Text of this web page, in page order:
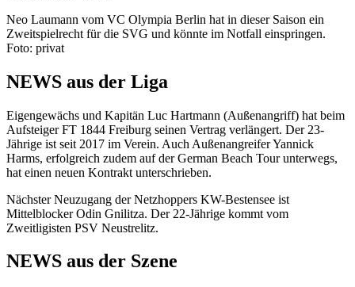
Neo Laumann vom VC Olympia Berlin hat in dieser Saison ein
Zweitspielrecht für die SVG und könnte im Notfall einspringen.
Foto: privat
NEWS aus der Liga
Eigengewächs und Kapitän Luc Hartmann (Außenangriff) hat beim
Aufsteiger FT 1844 Freiburg seinen Vertrag verlängert. Der 23-
Jährige ist seit 2017 im Verein. Auch Außenangreifer Yannick
Harms, erfolgreich zudem auf der German Beach Tour unterwegs,
hat einen neuen Kontrakt unterschrieben.
Nächster Neuzugang der Netzhoppers KW-Bestensee ist
Mittelblocker Odin Gnilitza. Der 22-Jährige kommt vom
Zweitligisten PSV Neustrelitz.
NEWS aus der Szene